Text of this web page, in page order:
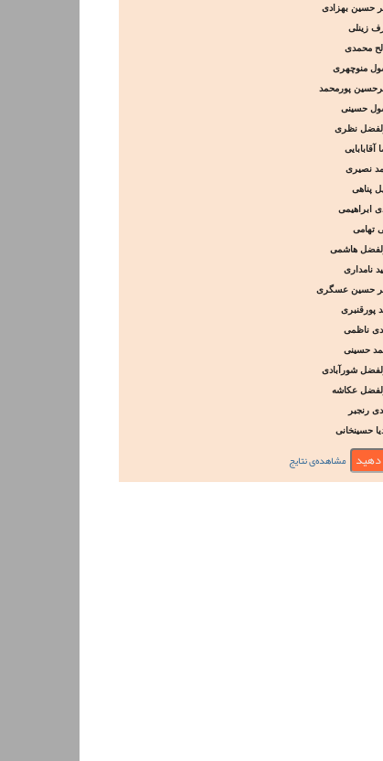
حسین بهزادی
زینلی
محمدی
منوچهری
پورمحمد
حسینی
نظری
نصیری
پناهی
ابراهیمی
تهامی
هاشمی
نامداری
حسین عسگری
پورقنبری
ناظمی
حسینی
شورآبادی
عکاشه
رنجبر
حسینخانی
مشاهده‌ی نتایج